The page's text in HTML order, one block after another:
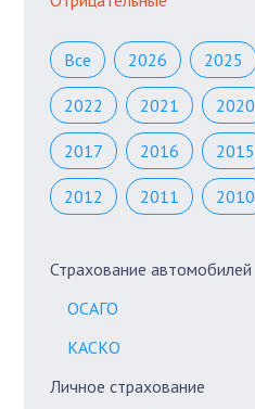
Все 2026 2025
2022 2021 2020
2017 2016 2015
2012 2011 2010
Страхование автомобилей
ОСАГО
КАСКО
Личное страхование